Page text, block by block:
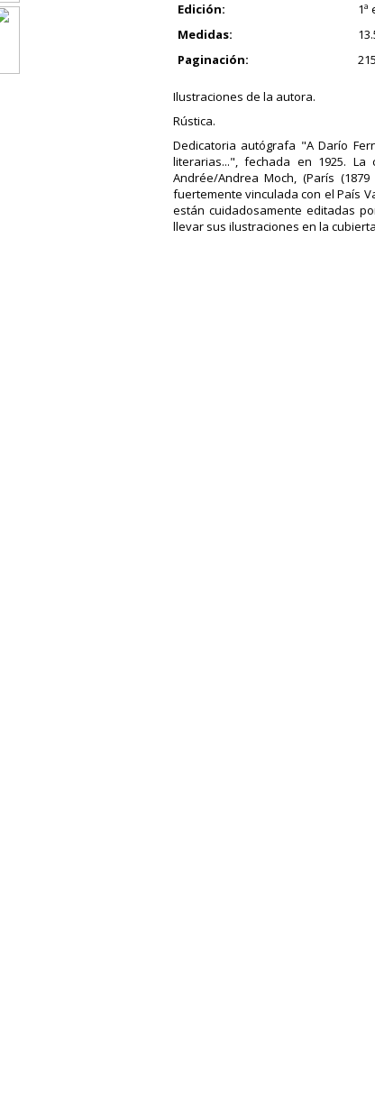
Edición:
1ª
Medidas:
Paginación:
Ilustraciones de la autora.
Rústica.
Dedicatoria autógrafa "A Darío
literarias...", fechada en 1925.
Andrée/Andrea Moch, (París
fuertemente vinculada con el País
están cuidadosamente editadas
llevar sus ilustraciones en la